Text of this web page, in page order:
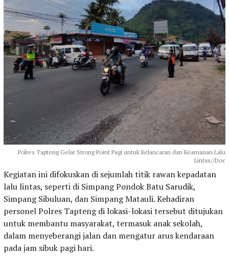
Polres Tapteng Gelar Strong Point Pagi untuk Kelancaran dan Keamanan Lalu
Lintas//Doc
Kegiatan ini difokuskan di sejumlah titik rawan kepadatan
lalu lintas, seperti di Simpang Pondok Batu Sarudik,
Simpang Sibuluan, dan Simpang Matauli. Kehadiran
personel Polres Tapteng di lokasi-lokasi tersebut ditujukan
untuk membantu masyarakat, termasuk anak sekolah,
dalam menyeberangi jalan dan mengatur arus kendaraan
pada jam sibuk pagi hari.